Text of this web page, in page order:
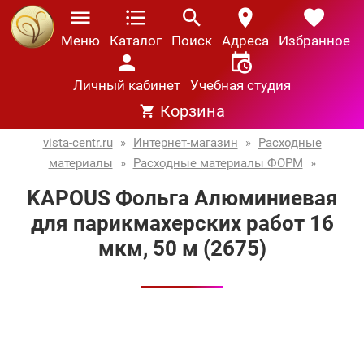
Меню Каталог Поиск Адреса Избранное
Личный кабинет Учебная студия
Корзина
vista-centr.ru » Интернет-магазин » Расходные
материалы
» Расходные материалы ФОРМ »
KAPOUS Фольга Алюминиевая
для парикмахерских работ 16
мкм, 50 м (2675)